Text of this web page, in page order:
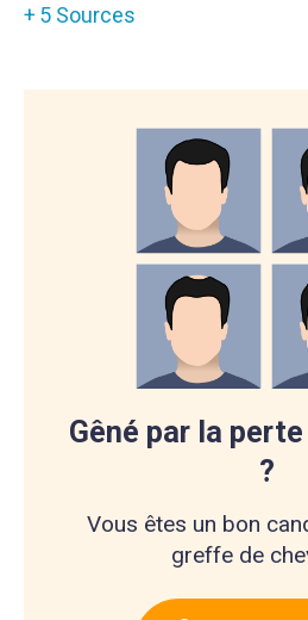
5 Sources
Gêné par la
?
Vous êtes un bon
greffe de